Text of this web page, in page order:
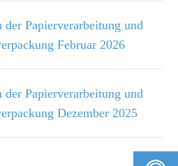
der Papierverarbeitung und
Februar 2026
der Papierverarbeitung und
Dezember 2025